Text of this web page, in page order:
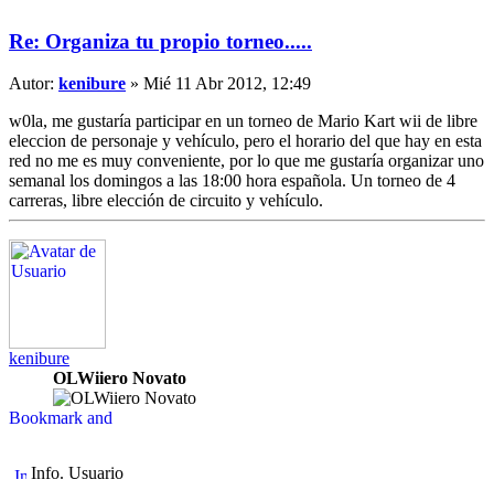
Re: Organiza tu propio torneo.....
Autor: kenibure » Mié 11 Abr 2012, 12:49
w0la, me gustaría participar en un torneo de Mario Kart wii de libre
eleccion de personaje y vehículo, pero el horario del que hay en esta
red no me es muy conveniente, por lo que me gustaría organizar uno
semanal los domingos a las 18:00 hora española. Un torneo de 4
carreras, libre elección de circuito y vehículo.
kenibure
OLWiiero Novato
Info. Usuario